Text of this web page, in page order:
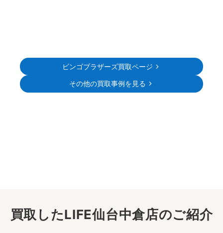
ビンゴブラザーズ買取ページ
その他の買取事例を見る
買取したLIFE仙台中倉店のご紹介